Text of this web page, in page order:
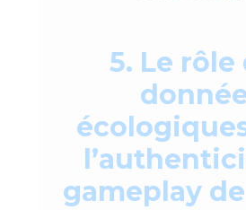
5. Le rôle
gameplay